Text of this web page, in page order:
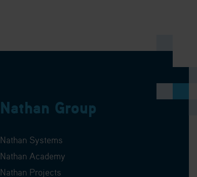
Nathan Group
Nathan Systems
Nathan Academy
Nathan Projects